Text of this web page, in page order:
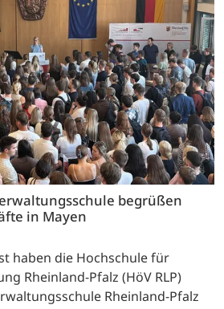
begrüßen
in Mayen
haben die Hochschule für
Rheinland-Pfalz (HöV RLP)
Rheinland-Pfalz